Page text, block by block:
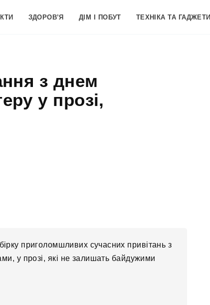
ЗДОРОВ’Я ДІМ І ПОБУТ ТЕХНІКА ТА ГАДЖЕТИ
з днем
у прозі,
приголомшливих сучасних привітань з
у прозі, які не залишать байдужими